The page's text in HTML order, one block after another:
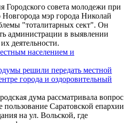
Городского совета молодежи при
мэр города Николай
"тоталитарных сект". Он
администрации в выявлении
деятельности.
населением и
решили передать местной
города и оздоровительный
дума рассматривала вопрос
пользование Саратовской епархии
на ул. Вольской, где